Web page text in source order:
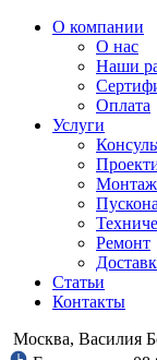
О компании
О нас
Наши
Оплата
Услуги
Монтаж
Ремонт
Статьи
Контакты
Москва, Василия